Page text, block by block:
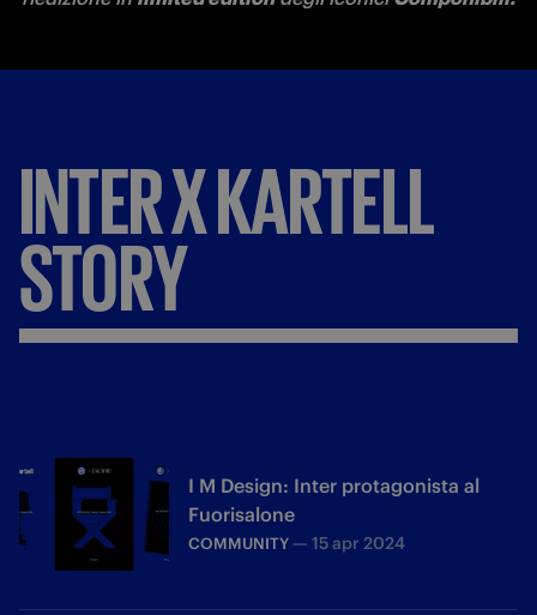
INTER X KARTELL
STORY
I M Design: Inter protagonista al
Fuorisalone
COMMUNITY — 15 apr 2024